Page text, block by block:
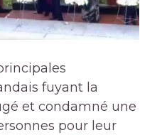
fuyant la
et condamné une
pour leur